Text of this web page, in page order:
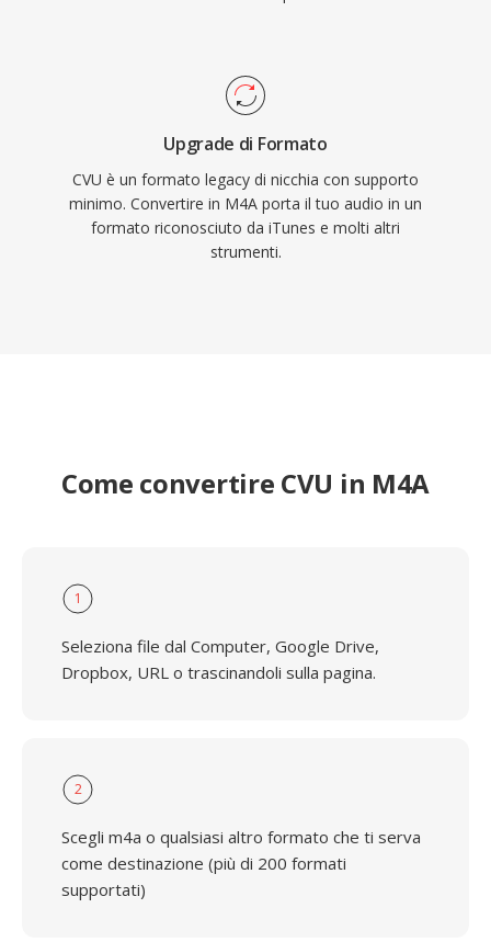
Upgrade di Formato
CVU è un formato legacy di nicchia con supporto
minimo. Convertire in M4A porta il tuo audio in un
formato riconosciuto da iTunes e molti altri
strumenti.
Come convertire CVU in M4A
1
Seleziona file dal Computer, Google Drive,
Dropbox, URL o trascinandoli sulla pagina.
2
Scegli m4a o qualsiasi altro formato che ti serva
come destinazione (più di 200 formati
supportati)